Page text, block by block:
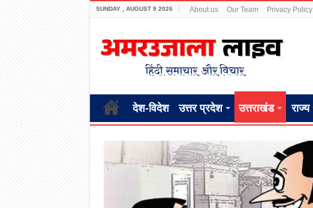
SUNDAY , AUGUST 9 2026 About us Our Team Privacy Policy
देश-विदेश उत्तर प्रदेश उत्तराखंड राज्य